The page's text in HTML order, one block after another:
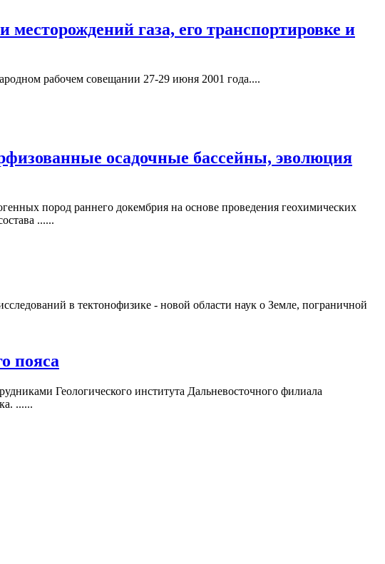
месторождений газа, его транспортировке и
рабочем совещании 27-29 июня 2001 года....
осадочные бассейны, эволюция
пород раннего докембрия на основе проведения геохимических
......
в тектонофизике - новой области наук о Земле, пограничной
пояса
Геологического института Дальневосточного филиала
......